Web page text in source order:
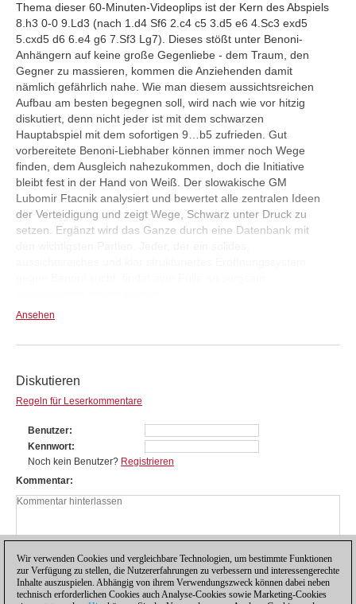
Thema dieser 60-Minuten-Videoplips ist der Kern des Abspiels
8.h3 0-0 9.Ld3 (nach 1.d4 Sf6 2.c4 c5 3.d5 e6 4.Sc3 exd5
5.cxd5 d6 6.e4 g6 7.Sf3 Lg7). Dieses stößt unter Benoni-
Anhängern auf keine große Gegenliebe - dem Traum, den
Gegner zu massieren, kommen die Anziehenden damit
nämlich gefährlich nahe. Wie man diesem aussichtsreichen
Aufbau am besten begegnen soll, wird nach wie vor hitzig
diskutiert, denn nicht jeder ist mit dem schwarzen
Hauptabspiel mit dem sofortigen 9…b5 zufrieden. Gut
vorbereitete Benoni-Liebhaber können immer noch Wege
finden, dem Ausgleich nahezukommen, doch die Initiative
bleibt fest in der Hand von Weiß. Der slowakische GM
Lubomir Ftacnik analysiert und bewertet alle zentralen Ideen
der Verteidigung und zeigt Wege, Schwarz unter Druck zu
setzen. Ergänzt wird das Ganze durch eine Datenbank mit
Ansehen
Diskutieren
Regeln für Leserkommentare
Benutzer
Kennwort
Noch kein Benutzer? Registrieren
Kommentar
Wir verwenden Cookies und vergleichbare Technologien, um bestimmte Funktionen
zur Verfügung zu stellen, die Nutzererfahrungen zu verbessern und interessengerechte
Inhalte auszuspielen. Abhängig von ihrem Verwendungszweck können dabei neben
technisch erforderlichen Cookies auch Analyse-Cookies sowie Marketing-Cookies